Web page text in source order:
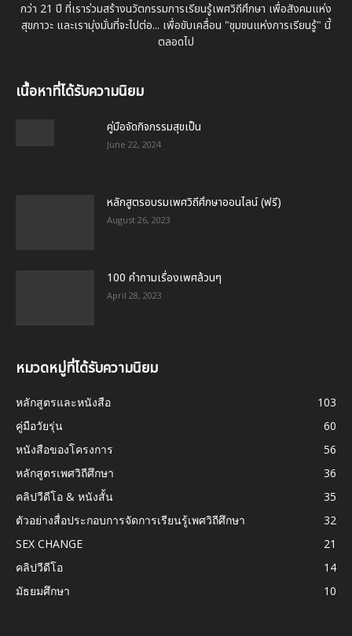
กว่า 21 ปี ที่เราร่วมสร้างนวัตกรรมการเรียนรู้เพศวิถีศึกษา เพื่อสังคมแห่ง
สุขภาวะ และเรามุ่งมั่นที่จะไปต่อ... เพื่อขับเคลื่อน "ชุมชนแห่งการเรียนรู้" นี้
ตลอดไป
เนื้อหาที่ได้รับความนิยม
คู่มือจัดกิจกรรมสุขเป็น
June 22, 2024
หลักสูตรอบรมเพศวิถีศึกษาออนไลน์ (ฟรี)
August 26, 2023
100 คำถามเรื่องเพศล้วนๆ
April 28, 2023
หมวดหมู่ที่ได้รับความนิยม
หลักสูตรและหนังสือ
103
คู่มือวัยรุ่น
60
หนังสือของโครงการ
56
หลักสูตรเพศวิถีศึกษา
36
คลิปวีดีโอ & หนังสั้น
35
ตัวอย่างสื่อประกอบการจัดการเรียนรู้เพศวิถีศึกษา
32
SEX CHANGE
21
คลิปวีดีโอ
14
มัธยมศึกษา
10